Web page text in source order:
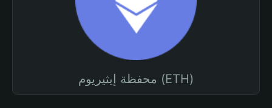
محفظة إيثيريوم (ETH)